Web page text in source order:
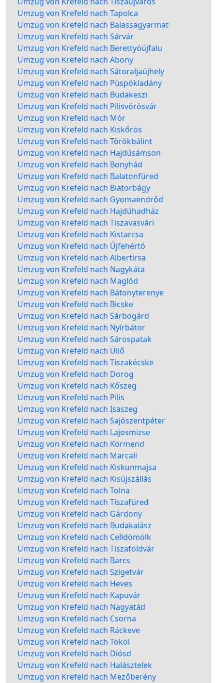
Umzug von Krefeld nach Tapolca
Umzug von Krefeld nach Balassagyarmat
Umzug von Krefeld nach Sárvár
Umzug von Krefeld nach Berettyóújfalu
Umzug von Krefeld nach Abony
Umzug von Krefeld nach Sátoraljaújhely
Umzug von Krefeld nach Püspökladány
Umzug von Krefeld nach Budakeszi
Umzug von Krefeld nach Pilisvörösvár
Umzug von Krefeld nach Mór
Umzug von Krefeld nach Kiskőrös
Umzug von Krefeld nach Törökbálint
Umzug von Krefeld nach Hajdúsámson
Umzug von Krefeld nach Bonyhád
Umzug von Krefeld nach Balatonfüred
Umzug von Krefeld nach Biatorbágy
Umzug von Krefeld nach Gyomaendrőd
Umzug von Krefeld nach Hajdúhadház
Umzug von Krefeld nach Tiszavasvári
Umzug von Krefeld nach Kistarcsa
Umzug von Krefeld nach Újfehértó
Umzug von Krefeld nach Albertirsa
Umzug von Krefeld nach Nagykáta
Umzug von Krefeld nach Maglód
Umzug von Krefeld nach Bátonyterenye
Umzug von Krefeld nach Bicske
Umzug von Krefeld nach Sárbogárd
Umzug von Krefeld nach Nyírbátor
Umzug von Krefeld nach Sárospatak
Umzug von Krefeld nach Üllő
Umzug von Krefeld nach Tiszakécske
Umzug von Krefeld nach Dorog
Umzug von Krefeld nach Kőszeg
Umzug von Krefeld nach Pilis
Umzug von Krefeld nach Isaszeg
Umzug von Krefeld nach Sajószentpéter
Umzug von Krefeld nach Lajosmizse
Umzug von Krefeld nach Körmend
Umzug von Krefeld nach Marcali
Umzug von Krefeld nach Kiskunmajsa
Umzug von Krefeld nach Kisújszállás
Umzug von Krefeld nach Tolna
Umzug von Krefeld nach Tiszafüred
Umzug von Krefeld nach Gárdony
Umzug von Krefeld nach Budakalász
Umzug von Krefeld nach Celldömölk
Umzug von Krefeld nach Tiszaföldvár
Umzug von Krefeld nach Barcs
Umzug von Krefeld nach Szigetvár
Umzug von Krefeld nach Heves
Umzug von Krefeld nach Kapuvár
Umzug von Krefeld nach Nagyatád
Umzug von Krefeld nach Csorna
Umzug von Krefeld nach Ráckeve
Umzug von Krefeld nach Tököl
Umzug von Krefeld nach Diósd
Umzug von Krefeld nach Halásztelek
Umzug von Krefeld nach Mezőberény